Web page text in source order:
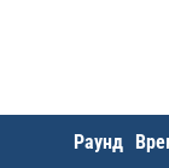
Раунд